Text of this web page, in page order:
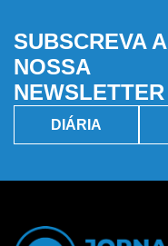
SUBSCREVA A
NOSSA
NEWSLETTER
DIÁRIA